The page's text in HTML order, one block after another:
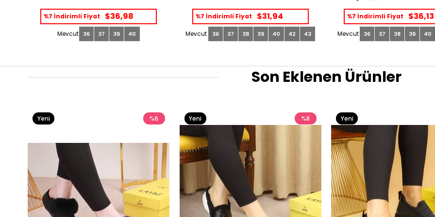
%7 İndirimli Fiyat $36,98
36 37 39 40
%7 İndirimli Fiyat $31,94
36 37 38 39 40 42 43
%7 İndirimli Fiyat $36,13
36 37 38 39 40
Son Eklenen Ürünler
%6
Yeni
%8
Yeni
Yeni
Ürün